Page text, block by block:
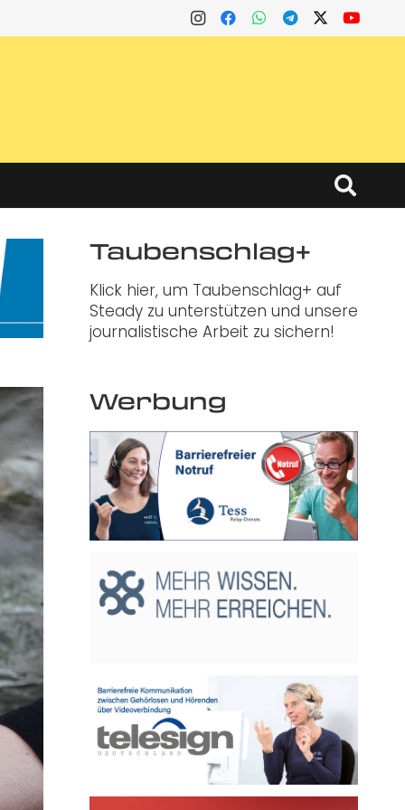
Taubenschlag+
Klick hier, um Taubenschlag+ auf
Steady zu unterstützen und unsere
journalistische Arbeit zu sichern!
Werbung